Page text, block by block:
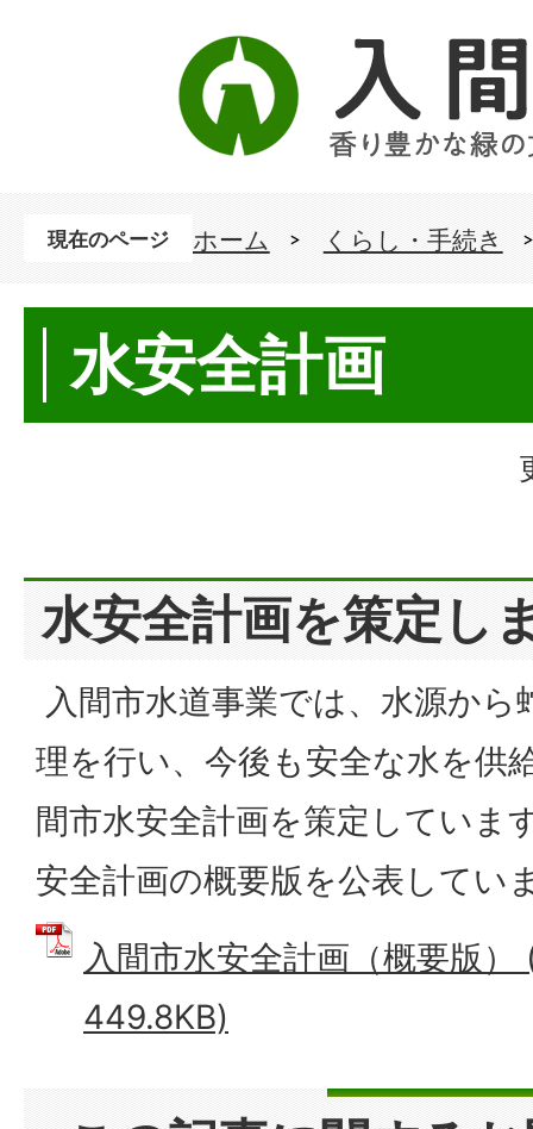
現在のページ ホーム くらし・手続き
水安全計画
水安全計画を策定し
入間市水道事業では、水源か
理を行い、今後も安全な水を供
間市水安全計画を策定していま
安全計画の概要版を公表してい
入間市水安全計画（概要版
449.8KB)